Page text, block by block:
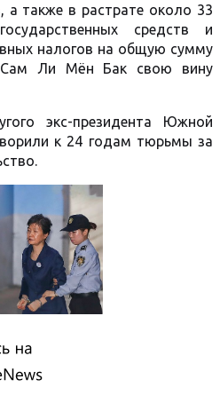
также в растрате около 33
средств и
налогов на общую сумму
Ли Мён Бак свою вину
экс-президента Южной
к 24 годам тюрьмы за